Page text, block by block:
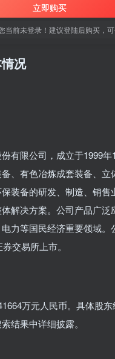
立即购买
当前未登录！建议登陆后购买，
况
有限公司，成立于1999年
、有色冶炼成套装备、立
装备的研发、制造、销售
解决方案。公司产品广泛
力等国民经济重要领域。
交易所上市。
万元人民币。具体股
结果中详细披露。